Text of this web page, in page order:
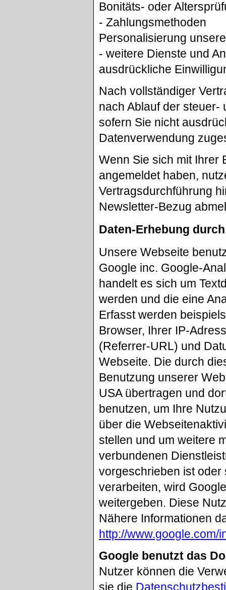
Bonitäts- oder
- Zahlungsmethoden
Personalisierung
- weitere Dienste und
ausdrückliche
Nach vollständiger
nach Ablauf der steuer-
sofern Sie nicht
Datenverwendung
Wenn Sie sich mit Ihrer
angemeldet haben,
Vertragsdurchführung
Newsletter-Bezug
Daten-Erhebung
Unsere Webseite
Google inc. Google-
handelt es sich um
werden und die eine
Erfasst werden
Browser, Ihrer IP-
(Referrer-URL) und
Webseite. Die durch
Benutzung unserer
USA übertragen und
benutzen, um Ihre
über die
stellen und um weitere
verbundenen
vorgeschrieben ist oder
verarbeiten, wird
weitergeben. Diese
Nähere Informationen
http://www.google.com/
Google benutzt das
Nutzer können die
sie die